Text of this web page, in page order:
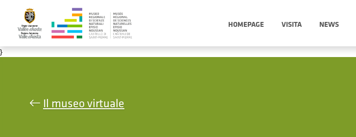
HOMEPAGE VISITA NEWS
}
Il museo virtuale